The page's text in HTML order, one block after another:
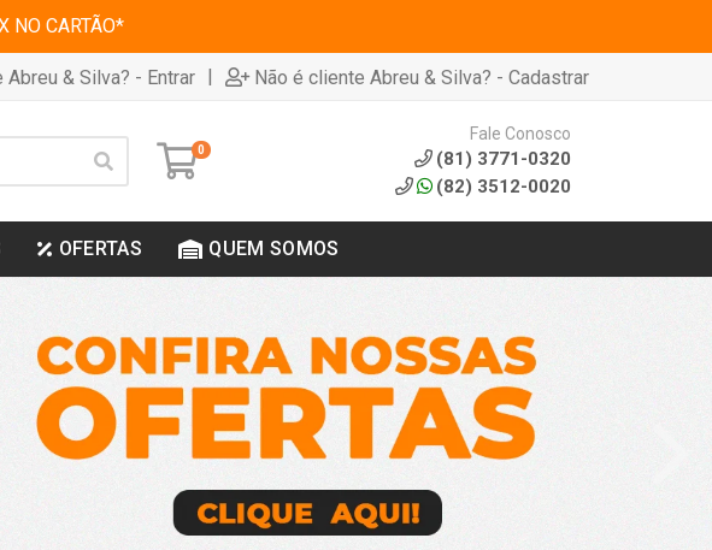
NO CARTÃO*
& Silva? - Entrar | Não é cliente Abreu & Silva? - Cadastrar
0
Fale Conosco
(81) 3771-0320
(82) 3512-0020
OFERTAS QUEM SOMOS